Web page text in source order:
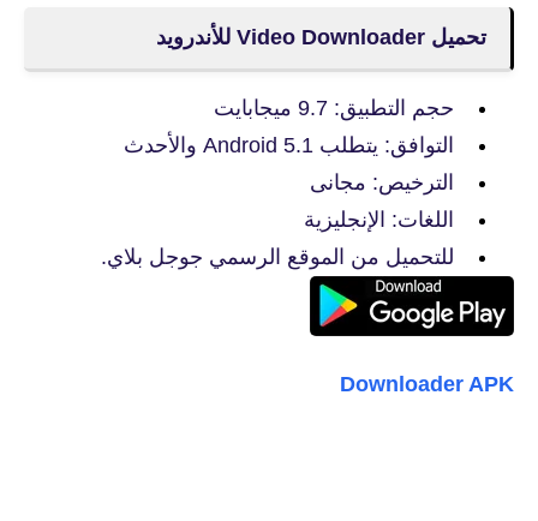
تحميل Video Downloader للأندرويد
حجم التطبيق: 9.7 ميجابايت
التوافق: يتطلب Android 5.1 والأحدث
الترخيص: مجانى
اللغات: الإنجليزية
للتحميل من الموقع الرسمي جوجل بلاي.
Downloader APK